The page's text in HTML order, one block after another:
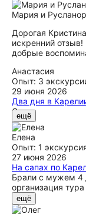
Мария и Руслан
Дорогая
искренний
добрые
Анастасия
Опыт: 3
29 июня 2026
Два дня в
С радостью
силы,уезжать не
роль сыграла
слушать можно
редко оставляю
обязательно еще
ещё
Елена
Опыт: 1
27 июня 2026
На сапах по
Брали с мужем 4
организация
ещё